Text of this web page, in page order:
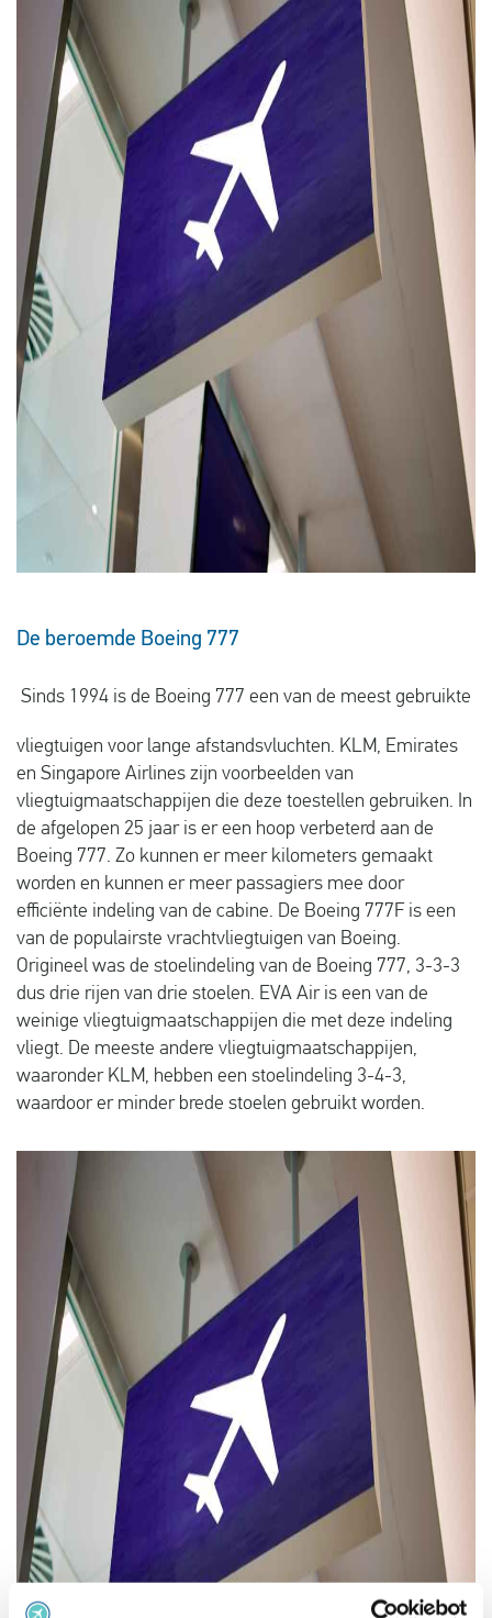
De beroemde Boeing 777
Sinds 1994 is de Boeing 777 een van de meest gebruikte
vliegtuigen voor lange afstandsvluchten. KLM, Emirates
en Singapore Airlines zijn voorbeelden van
vliegtuigmaatschappijen die deze toestellen gebruiken. In
de afgelopen 25 jaar is er een hoop verbeterd aan de
Boeing 777. Zo kunnen er meer kilometers gemaakt
worden en kunnen er meer passagiers mee door
efficiënte indeling van de cabine. De Boeing 777F is een
van de populairste vrachtvliegtuigen van Boeing.
Origineel was de stoelindeling van de Boeing 777, 3-3-3
dus drie rijen van drie stoelen. EVA Air is een van de
weinige vliegtuigmaatschappijen die met deze indeling
vliegt. De meeste andere vliegtuigmaatschappijen,
waaronder KLM, hebben een stoelindeling 3-4-3,
waardoor er minder brede stoelen gebruikt worden.